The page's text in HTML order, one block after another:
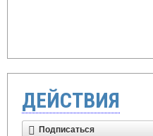
ДЕЙСТВИЯ
Подписаться